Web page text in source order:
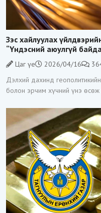
Зэс хайлуулах
“Үндэсний аюулгүй
Цаг үе 2026/04/16
Дэлхий дахинд
болон эрчим хүчний үнэ
зарласан нь